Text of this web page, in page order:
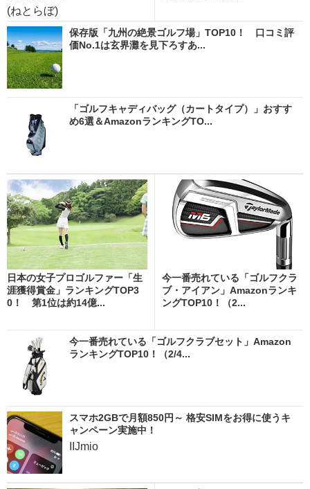
(ねとらぼ)
保存版「九州の絶景ゴルフ場」TOP10！ 口コミ評
価No.1は玄界灘を見下ろすあ...
「ゴルフキャディバッグ（カートタイプ）」おすす
め6選＆AmazonランキングTO...
日本の女子プロゴルファー「生
涯獲得賞金」ランキングTOP3
0！ 第1位は約14億...
今一番売れている「ゴルフクラ
ブ・アイアン」Amazonランキ
ングTOP10！（2...
今一番売れている「ゴルフクラブセット」Amazon
ランキングTOP10！（2/4...
スマホ2GBで月額850円～ 格安SIMをお得に使うキ
ャンペーン実施中！
IIJmio